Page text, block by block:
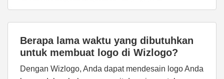
Berapa lama waktu yang dibutuhkan
untuk membuat logo di Wizlogo?
Dengan Wizlogo, Anda dapat mendesain logo Anda